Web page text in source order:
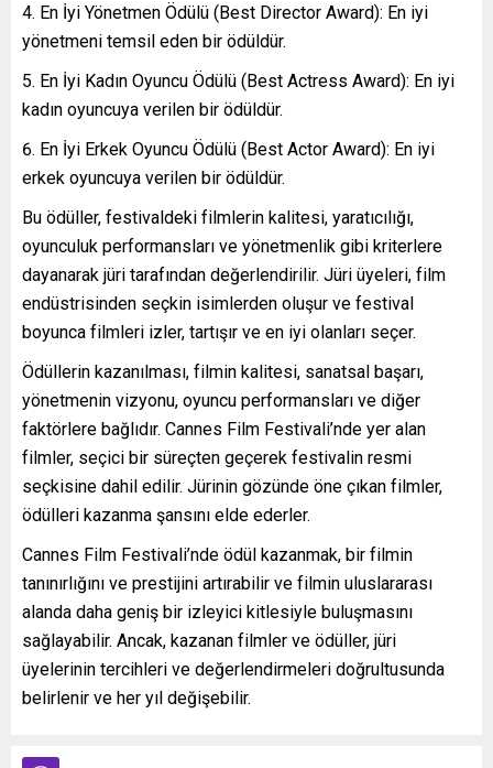
En İyi Yönetmen Ödülü (Best Director Award): En iyi
yönetmeni temsil eden bir ödüldür.
En İyi Kadın Oyuncu Ödülü (Best Actress Award): En iyi
kadın oyuncuya verilen bir ödüldür.
En İyi Erkek Oyuncu Ödülü (Best Actor Award): En iyi
erkek oyuncuya verilen bir ödüldür.
Bu ödüller, festivaldeki filmlerin kalitesi, yaratıcılığı,
oyunculuk performansları ve yönetmenlik gibi kriterlere
dayanarak jüri tarafından değerlendirilir. Jüri üyeleri, film
endüstrisinden seçkin isimlerden oluşur ve festival
boyunca filmleri izler, tartışır ve en iyi olanları seçer.
Ödüllerin kazanılması, filmin kalitesi, sanatsal başarı,
yönetmenin vizyonu, oyuncu performansları ve diğer
faktörlere bağlıdır. Cannes Film Festivali’nde yer alan
filmler, seçici bir süreçten geçerek festivalin resmi
seçkisine dahil edilir. Jürinin gözünde öne çıkan filmler,
ödülleri kazanma şansını elde ederler.
Cannes Film Festivali’nde ödül kazanmak, bir filmin
tanınırlığını ve prestijini artırabilir ve filmin uluslararası
alanda daha geniş bir izleyici kitlesiyle buluşmasını
sağlayabilir. Ancak, kazanan filmler ve ödüller, jüri
üyelerinin tercihleri ve değerlendirmeleri doğrultusunda
belirlenir ve her yıl değişebilir.